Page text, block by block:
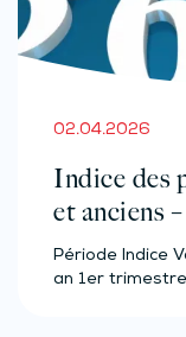
02.04.2026
Indice des
et anciens
Période Indice
an 1er